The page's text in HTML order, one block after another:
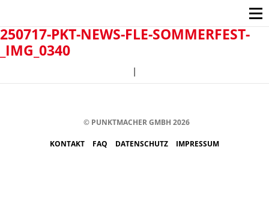
250717-PKT-NEWS-FLE-SOMMERFEST-
_IMG_0340
|
© PUNKTMACHER GMBH 2026
KONTAKT FAQ DATENSCHUTZ IMPRESSUM